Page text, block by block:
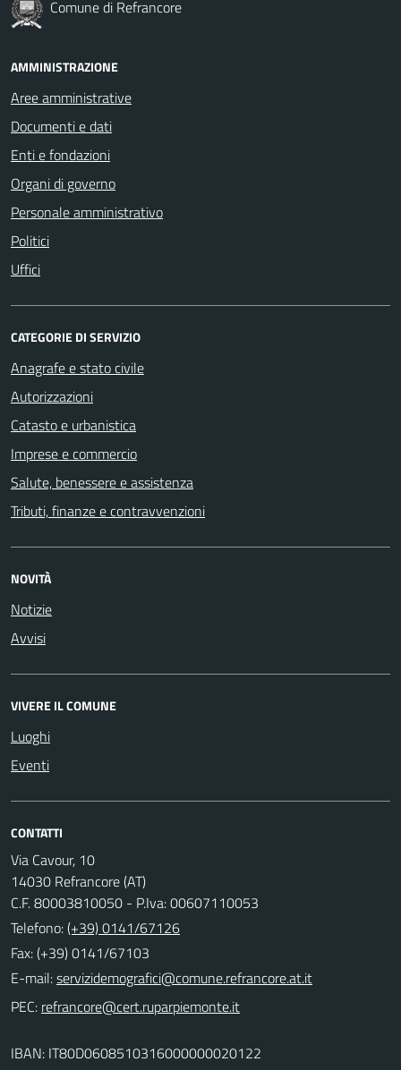
Comune di Refrancore
AMMINISTRAZIONE
Aree amministrative
Documenti e dati
Enti e fondazioni
Organi di governo
Personale amministrativo
Politici
Uffici
CATEGORIE DI SERVIZIO
Anagrafe e stato civile
Autorizzazioni
Catasto e urbanistica
Imprese e commercio
Salute, benessere e assistenza
Tributi, finanze e contravvenzioni
NOVITÀ
Notizie
Avvisi
VIVERE IL COMUNE
Luoghi
Eventi
CONTATTI
Via Cavour, 10
14030 Refrancore (AT)
C.F. 80003810050 - P.Iva: 00607110053
Telefono:(+39) 0141/67126
Fax: (+39) 0141/67103
E-mail:
PEC:
IBAN: IT80D0608510316000000020122